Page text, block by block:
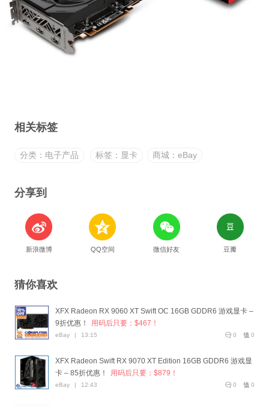
相关标签
分类：电子产品 标签：显卡 商城：eBay
分享到
新浪微博 QQ空间 微信好友 豆瓣
猜你喜欢
XFX Radeon RX 9060 XT Swift OC 16GB GDDR6 游戏显卡 –
9折优惠！
用码后只要：$467！
0
0
eBay | 13:15
XFX Radeon Swift RX 9070 XT Edition 16GB GDDR6 游戏显
卡 – 85折优惠！
用码后只要：$879！
0
0
eBay | 12:43